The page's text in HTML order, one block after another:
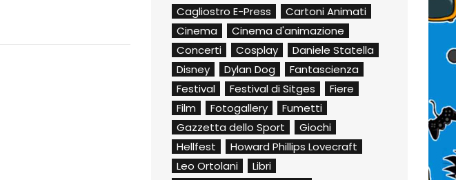
Cagliostro E-Press
Cartoni Animati
Cinema
Cinema d'animazione
Concerti
Cosplay
Daniele Statella
Disney
Dylan Dog
Fantascienza
Festival
Festival di Sitges
Fiere
Film
Fotogallery
Fumetti
Gazzetta dello Sport
Giochi
Hellfest
Howard Phillips Lovecraft
Leo Ortolani
Libri